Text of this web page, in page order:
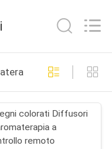
140
colorati Diffusori
a
remoto